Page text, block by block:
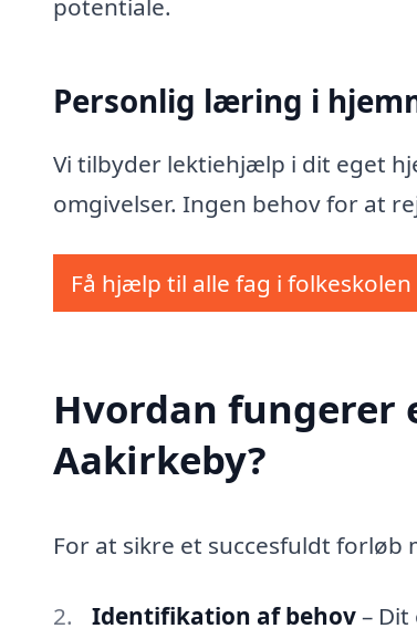
potentiale.
Personlig læring i
Vi tilbyder lektiehjælp i dit eget
omgivelser. Ingen behov for at
Få hjælp til alle fag i
Hvordan
Aakirkeby?
For at sikre et succesfuldt
Identifikation af behov– Dit